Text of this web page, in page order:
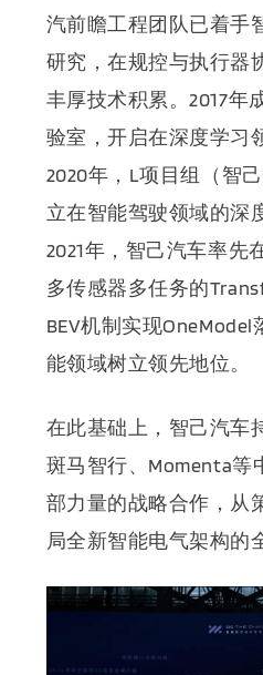
汽前瞻工程团队已着手
研究，在规控与执行器
丰厚技术积累。2017年
验室，开启在深度学习
2020年，L项目组（智
立在智能驾驶领域的深
2021年，智己汽车率先
多传感器多任务的
BEV机制实现
能领域树立领先地位。
在此基础上， 智己汽车
斑马智行、Momenta等
部力量的战略合作，从
局全新智能电气架构的